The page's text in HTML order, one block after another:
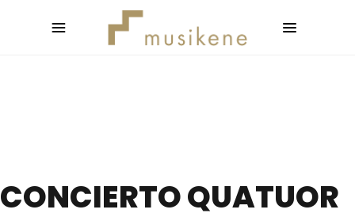
CONCIERTO QUATUOR